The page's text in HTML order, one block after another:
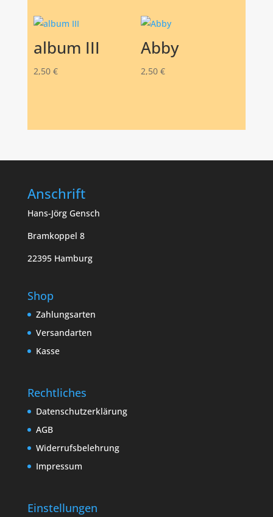
album III
2,50 €
Abby
2,50 €
Anschrift
Hans-Jörg Gensch
Bramkoppel 8
22395 Hamburg
Shop
Zahlungsarten
Versandarten
Kasse
Rechtliches
Datenschutzerklärung
AGB
Widerrufsbelehrung
Impressum
Einstellungen